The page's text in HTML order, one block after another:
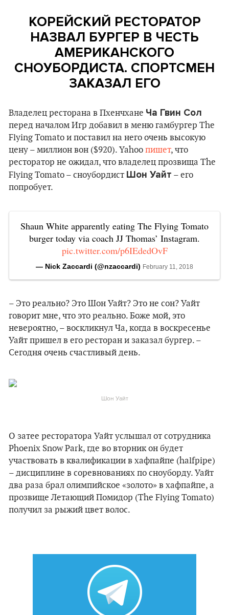
КОРЕЙСКИЙ РЕСТОРАТОР
НАЗВАЛ БУРГЕР В ЧЕСТЬ
АМЕРИКАНСКОГО
СНОУБОРДИСТА. СПОРТСМЕН
ЗАКАЗАЛ ЕГО
Владелец ресторана в Пхенчхане Ча Гвин Сол
перед началом Игр добавил в меню гамбургер The
Flying Tomato и поставил на него очень высокую
цену – миллион вон ($920). Yahoo пишет, что
ресторатор не ожидал, что владелец прозвища The
Flying Tomato – сноубордист Шон Уайт – его
попробует.
Shaun White apparently eating The Flying Tomato
burger today via coach JJ Thomas’ Instagram.
pic.twitter.com/p6IEdedOvF
— Nick Zaccardi (@nzaccardi) February 11, 2018
– Это реально? Это Шон Уайт? Это не сон? Уайт
говорит мне, что это реально. Боже мой, это
невероятно, – воскликнул Ча, когда в воскресенье
Уайт пришел в его ресторан и заказал бургер. –
Сегодня очень счастливый день.
Шон Уайт
О затее ресторатора Уайт услышал от сотрудника
Phoenix Snow Park, где во вторник он будет
участвовать в квалификации в хафпайпе (halfpipe)
– дисциплине в соревнованиях по сноуборду. Уайт
два раза брал олимпийское «золото» в хафпайпе, а
прозвище Летающий Помидор (The Flying Tomato)
получил за рыжий цвет волос.